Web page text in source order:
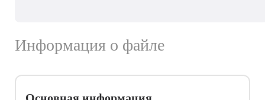
Информация о файле